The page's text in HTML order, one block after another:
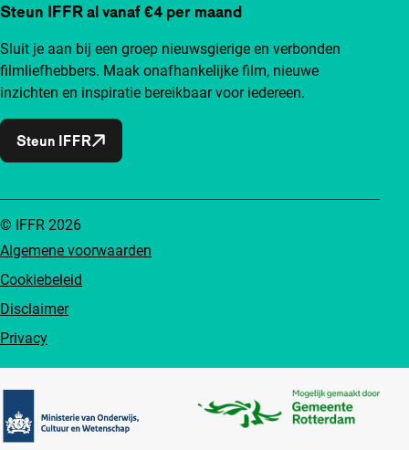
Steun IFFR al vanaf €4 per maand
Sluit je aan bij een groep nieuwsgierige en verbonden
filmliefhebbers. Maak onafhankelijke film, nieuwe
inzichten en inspiratie bereikbaar voor iedereen.
Steun IFFR
Algemene voorwaarden
Cookiebeleid
Disclaimer
Privacy
© IFFR 2026